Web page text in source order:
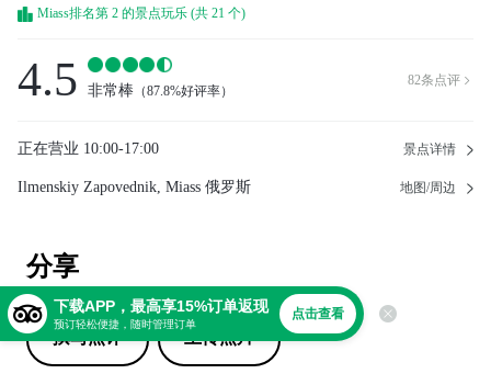
Miass排名第 2 的景点玩乐 (共 21 个)
4.5 非常棒 （87.8%好评率）
82条点评 
正在营业 10:00-17:00 景点详情
Ilmenskiy Zapovednik, Miass 俄罗斯 地图/周边
分享
撰写点评 上传照片
下载APP，最高享15%订单返现
预订轻松便捷，随时管理订单
点击查看